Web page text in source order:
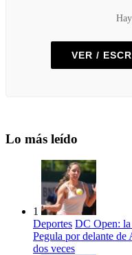
VER /
Lo más leído
1
Deportes DC Open: la
Pegula por delante
dos veces